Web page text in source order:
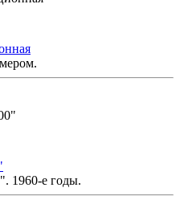
1960-е годы.